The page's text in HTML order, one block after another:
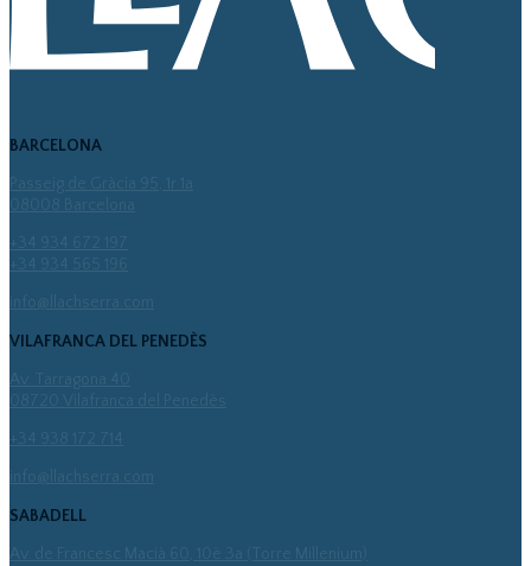
BARCELONA
info@llachserra.com
VILAFRANCA DEL PENEDÈS
info@llachserra.com
SABADELL
Av. de Francesc Macià 60, 10è 3a (Torre Millenium)